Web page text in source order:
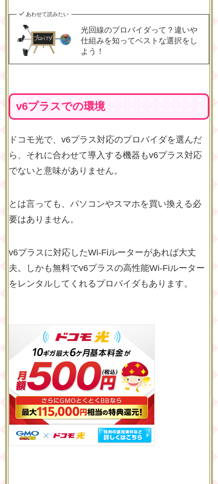
あわせて読みたい
光回線のプロバイダって？違いや
仕組みを知ってベストな選択をし
よう！
v6プラスでの環境
ドコモ光で、v6プラス対応のプロバイダを選んだ
ら、それに合わせて導入する機器もv6プラス対応
でないと意味がありません。
とは言っても、パソコンやスマホを買い換える必
要はありません。
v6プラスに対応したWi-Fiルーターがあれば大丈
夫。しかも無料でv6プラスの高性能Wi-Fiルーター
をレンタルしてくれるプロバイダもあります。